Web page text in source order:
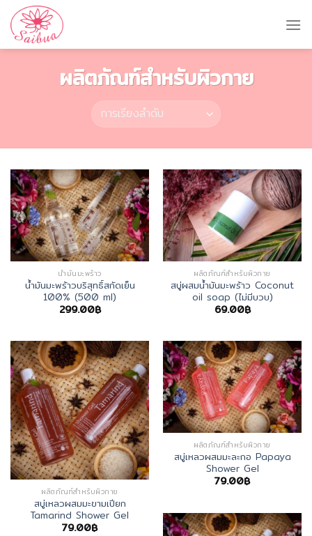
Skip
content
ผลิตภัณฑ์สำหรับผิวกาย
น้ำมันมะพร้าว
น้ำมันมะพร้าวบริสุทธิ์สกัดเย็น
100% (500 ml)
299.00฿
ผลิตภัณฑ์สำหรับผิวกาย
สบู่ผสมน้ำมันมะพร้าว Coconut
oil soap (ไม่มีบวบ)
69.00฿
ผลิตภัณฑ์สำหรับผิวกาย
สบู่เหลวผสมมะขามเปียก
Tamarind Shower Gel
79.00฿
ผลิตภัณฑ์สำหรับผิวกาย
สบู่เหลวผสมมะละกอ Papaya
Shower Gel
79.00฿